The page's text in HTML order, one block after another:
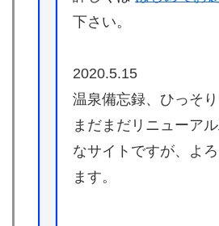
下さい。
2020.5.15
温泉備忘録、ひっそ
まだまだリニューア
なサイトですが、よ
ます。